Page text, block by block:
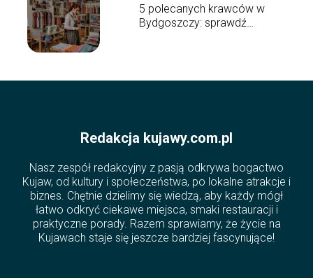
5 polecanych krawców w
Bydgoszczy: sprawdź
Redakcja kujawy.com.pl
Nasz zespół redakcyjny z pasją odkrywa bogactwo
Kujaw, od kultury i społeczeństwa, po lokalne atrakcje i
biznes. Chętnie dzielimy się wiedzą, aby każdy mógł
łatwo odkryć ciekawe miejsca, smaki restauracji i
praktyczne porady. Razem sprawiamy, że życie na
Kujawach staje się jeszcze bardziej fascynujące!